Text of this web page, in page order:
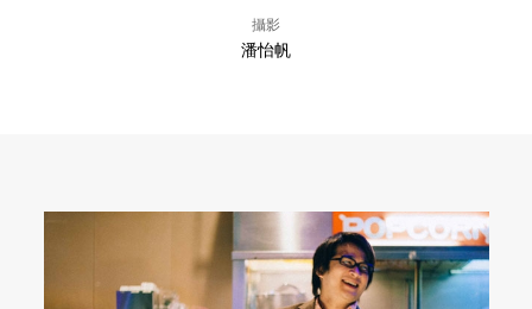
攝影
潘怡帆